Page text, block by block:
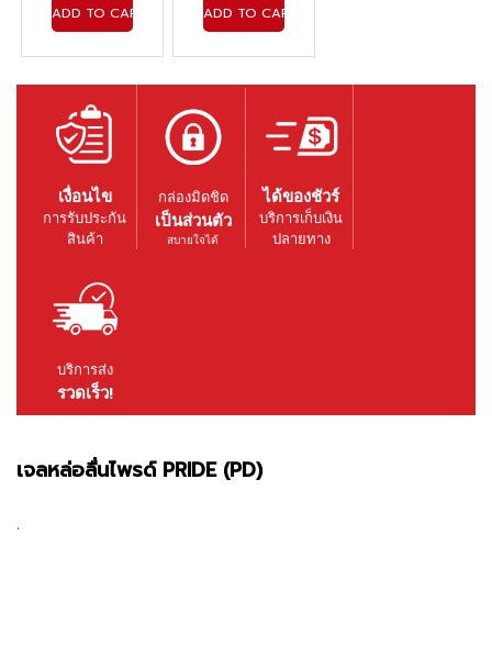
ADD TO CART ADD TO CART
เงื่อนไข
การรับประกัน
สินค้า
กล่องมิดชิด
เป็นส่วนตัว
สบายใจได้
ได้ของชัวร์
บริการเก็บเงิน
ปลายทาง
บริการส่ง
รวดเร็ว!
เจลหล่อลื่นไพรด์ PRIDE (PD)
.